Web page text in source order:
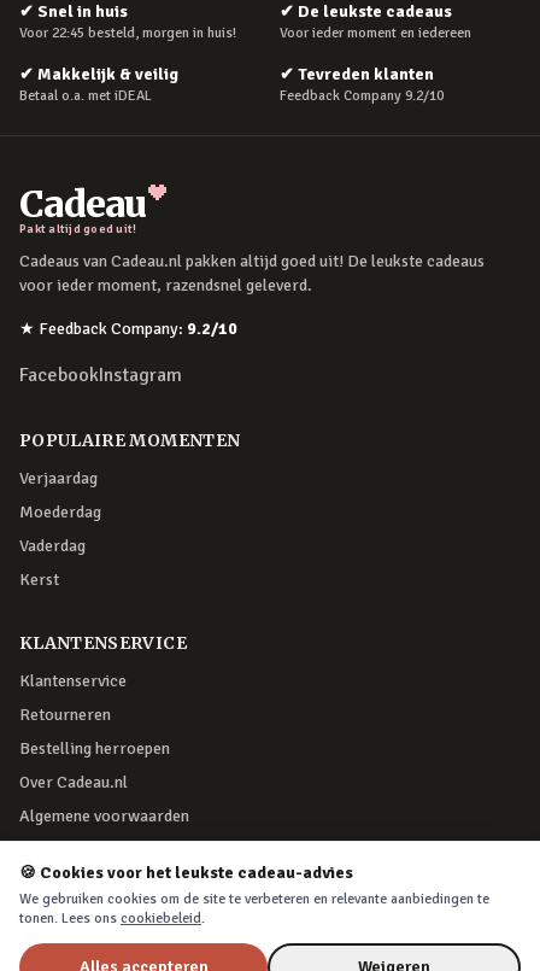
✔ Snel in huis
Voor 22:45 besteld, morgen in huis!
✔ De leukste cadeaus
Voor ieder moment en iedereen
✔ Makkelijk & veilig
Betaal o.a. met iDEAL
✔ Tevreden klanten
Feedback Company 9.2/10
Cadeau
Pakt altijd goed uit!
Cadeaus van Cadeau.nl pakken altijd goed uit! De leukste cadeaus
voor ieder moment, razendsnel geleverd.
★ Feedback Company: 9.2/10
FacebookInstagram
POPULAIRE MOMENTEN
Verjaardag
Moederdag
Vaderdag
Kerst
KLANTENSERVICE
Klantenservice
Retourneren
Bestelling herroepen
Over Cadeau.nl
Algemene voorwaarden
VEILIG BETALEN
🍪 Cookies voor het leukste cadeau-advies
We gebruiken cookies om de site te verbeteren en relevante aanbiedingen te
tonen. Lees ons cookiebeleid.
Alles accepteren Weigeren